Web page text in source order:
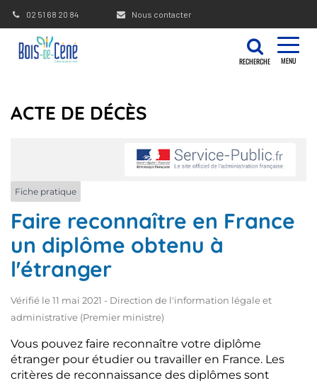
02 51 68 20 84 Nous contacter
RECHERCHE MENU
ACTE DE DÉCÈS
Fiche pratique
Faire reconnaître en France
un diplôme obtenu à
l'étranger
Vérifié le 11 mai 2021 - Direction de l'information légale et
administrative (Premier ministre)
Vous pouvez faire reconnaître votre diplôme
étranger pour étudier ou travailler en France. Les
critères de reconnaissance des diplômes sont